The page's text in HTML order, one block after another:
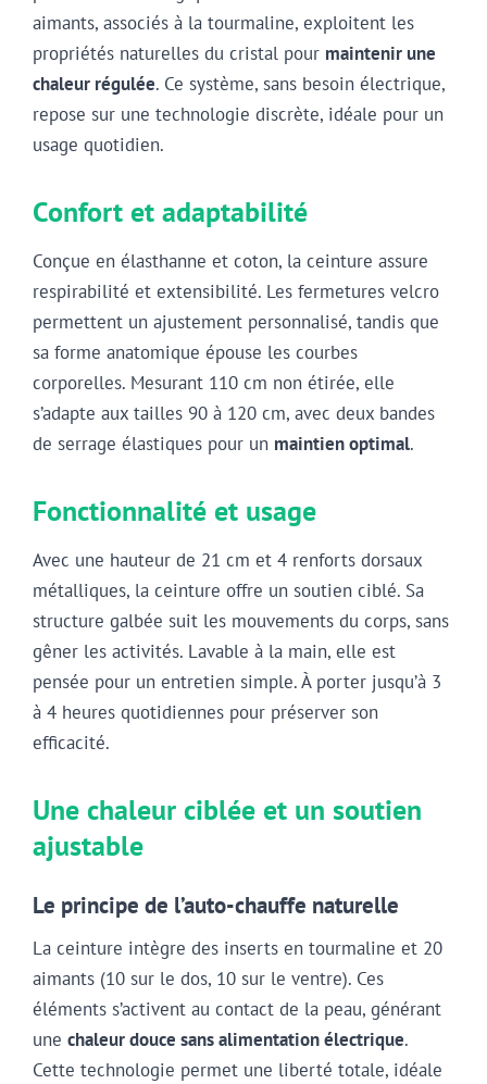
aimants, associés à la tourmaline, exploitent les
propriétés naturelles du cristal pour maintenir une
chaleur régulée. Ce système, sans besoin électrique,
repose sur une technologie discrète, idéale pour un
usage quotidien.
Confort et adaptabilité
Conçue en élasthanne et coton, la ceinture assure
respirabilité et extensibilité. Les fermetures velcro
permettent un ajustement personnalisé, tandis que
sa forme anatomique épouse les courbes
corporelles. Mesurant 110 cm non étirée, elle
s’adapte aux tailles 90 à 120 cm, avec deux bandes
de serrage élastiques pour un maintien optimal.
Fonctionnalité et usage
Avec une hauteur de 21 cm et 4 renforts dorsaux
métalliques, la ceinture offre un soutien ciblé. Sa
structure galbée suit les mouvements du corps, sans
gêner les activités. Lavable à la main, elle est
pensée pour un entretien simple. À porter jusqu’à 3
à 4 heures quotidiennes pour préserver son
efficacité.
Une chaleur ciblée et un soutien
ajustable
Le principe de l’auto-chauffe naturelle
La ceinture intègre des inserts en tourmaline et 20
aimants (10 sur le dos, 10 sur le ventre). Ces
éléments s’activent au contact de la peau, générant
une chaleur douce sans alimentation électrique.
Cette technologie permet une liberté totale, idéale